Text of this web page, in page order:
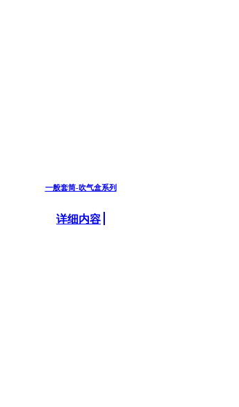
一般套筒-吹气盒系列
详细内容